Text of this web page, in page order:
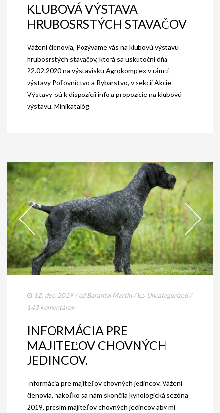
INZERCIA
KONTAKT
KLUBOVÁ VÝSTAVA
HRUBOSRSTÝCH STAVAČOV
Vážení členovia, Pozývame vás na klubovú výstavu
hrubosrstých stavačov, ktorá sa uskutoční dňa
22.02.2020 na výstavisku Agrokomplex v rámci
výstavy Poľovníctvo a Rybárstvo, v sekcii Akcie -
Výstavy sú k dispozícii info a propozície na klubovú
výstavu. Minikatalóg
12. dec. 2019/ odBarantal Martin/ Uncategorized/
143 komentárov
INFORMÁCIA PRE
MAJITEĽOV CHOVNÝCH
JEDINCOV.
Informácia pre majiteľov chovných jedincov. Vážení
členovia, nakoľko sa nám skončila kynologická sezóna
2019, prosím majiteľov chovných jedincov aby mi